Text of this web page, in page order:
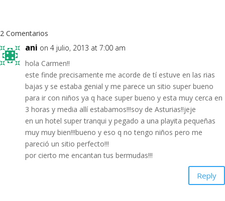
2 Comentarios
ani on 4 julio, 2013 at 7:00 am
hola Carmen!!
este finde precisamente me acorde de tí estuve en las rias
bajas y se estaba genial y me parece un sitio super bueno
para ir con niños ya q hace super bueno y esta muy cerca en
3 horas y media allí estabamos!!!soy de Asturias!!jeje
en un hotel super tranqui y pegado a una playita pequeñas
muy muy bien!!!bueno y eso q no tengo niños pero me
pareció un sitio perfecto!!!
por cierto me encantan tus bermudas!!!
Reply